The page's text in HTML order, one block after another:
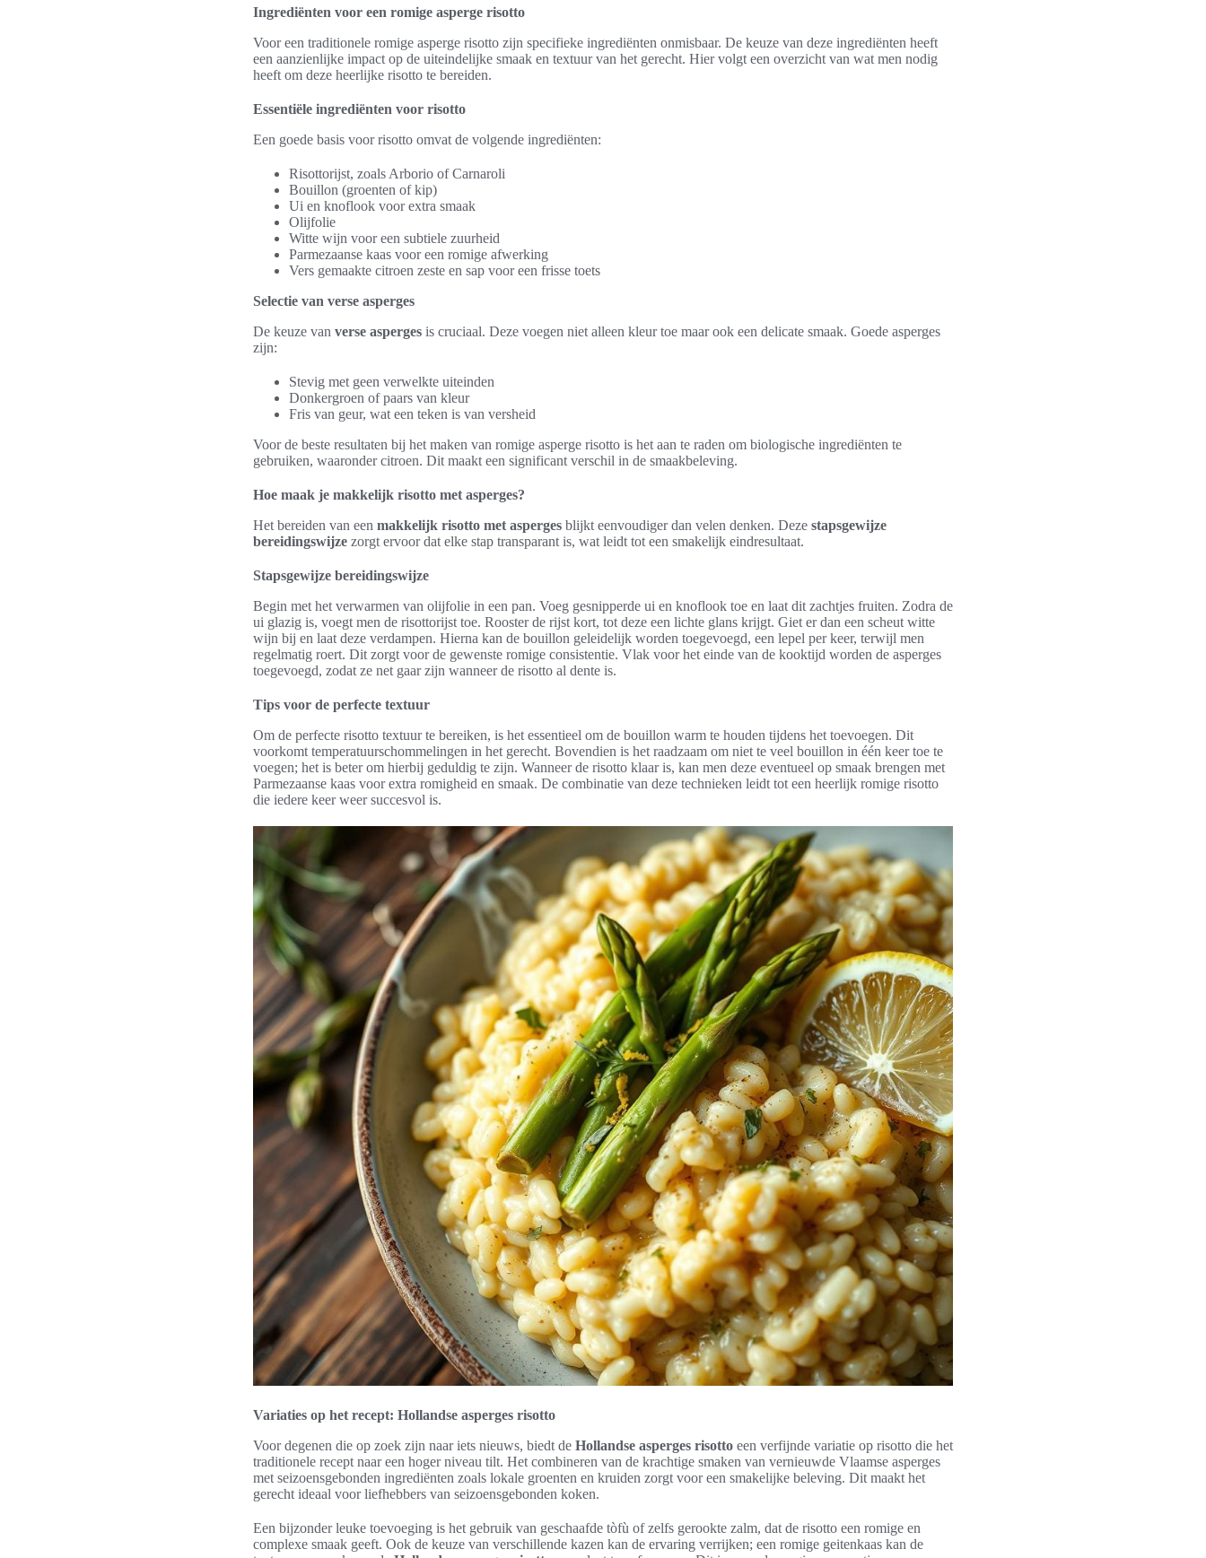
Ingrediënten voor een romige asperge risotto
Voor een traditionele romige asperge risotto zijn specifieke ingrediënten onmisbaar. De keuze van deze ingrediënten heeft
een aanzienlijke impact op de uiteindelijke smaak en textuur van het gerecht. Hier volgt een overzicht van wat men nodig
heeft om deze heerlijke risotto te bereiden.
Essentiële ingrediënten voor risotto
Een goede basis voor risotto omvat de volgende ingrediënten:
Risottorijst, zoals Arborio of Carnaroli
Bouillon (groenten of kip)
Ui en knoflook voor extra smaak
Olijfolie
Witte wijn voor een subtiele zuurheid
Parmezaanse kaas voor een romige afwerking
Vers gemaakte citroen zeste en sap voor een frisse toets
Selectie van verse asperges
De keuze van verse asperges is cruciaal. Deze voegen niet alleen kleur toe maar ook een delicate smaak. Goede asperges
zijn:
Stevig met geen verwelkte uiteinden
Donkergroen of paars van kleur
Fris van geur, wat een teken is van versheid
Voor de beste resultaten bij het maken van romige asperge risotto is het aan te raden om biologische ingrediënten te
gebruiken, waaronder citroen. Dit maakt een significant verschil in de smaakbeleving.
Hoe maak je makkelijk risotto met asperges?
Het bereiden van een makkelijk risotto met asperges blijkt eenvoudiger dan velen denken. Deze stapsgewijze
bereidingswijze zorgt ervoor dat elke stap transparant is, wat leidt tot een smakelijk eindresultaat.
Stapsgewijze bereidingswijze
Begin met het verwarmen van olijfolie in een pan. Voeg gesnipperde ui en knoflook toe en laat dit zachtjes fruiten. Zodra de
ui glazig is, voegt men de risottorijst toe. Rooster de rijst kort, tot deze een lichte glans krijgt. Giet er dan een scheut witte
wijn bij en laat deze verdampen. Hierna kan de bouillon geleidelijk worden toegevoegd, een lepel per keer, terwijl men
regelmatig roert. Dit zorgt voor de gewenste romige consistentie. Vlak voor het einde van de kooktijd worden de asperges
toegevoegd, zodat ze net gaar zijn wanneer de risotto al dente is.
Tips voor de perfecte textuur
Om de perfecte risotto textuur te bereiken, is het essentieel om de bouillon warm te houden tijdens het toevoegen. Dit
voorkomt temperatuurschommelingen in het gerecht. Bovendien is het raadzaam om niet te veel bouillon in één keer toe te
voegen; het is beter om hierbij geduldig te zijn. Wanneer de risotto klaar is, kan men deze eventueel op smaak brengen met
Parmezaanse kaas voor extra romigheid en smaak. De combinatie van deze technieken leidt tot een heerlijk romige risotto
die iedere keer weer succesvol is.
Variaties op het recept: Hollandse asperges risotto
Voor degenen die op zoek zijn naar iets nieuws, biedt de Hollandse asperges risotto een verfijnde variatie op risotto die het
traditionele recept naar een hoger niveau tilt. Het combineren van de krachtige smaken van vernieuwde Vlaamse asperges
met seizoensgebonden ingrediënten zoals lokale groenten en kruiden zorgt voor een smakelijke beleving. Dit maakt het
gerecht ideaal voor liefhebbers van seizoensgebonden koken.
Een bijzonder leuke toevoeging is het gebruik van geschaafde tòfù of zelfs gerookte zalm, dat de risotto een romige en
complexe smaak geeft. Ook de keuze van verschillende kazen kan de ervaring verrijken; een romige geitenkaas kan de